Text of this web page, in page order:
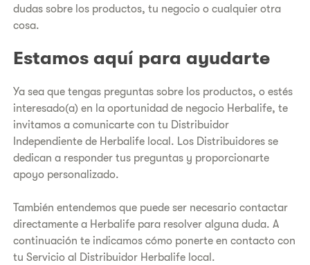
dudas sobre los productos, tu negocio o cualquier otra
cosa.
​​Estamos aquí para ayudarte
Ya sea que tengas preguntas sobre los productos, o estés
interesado(a) en la oportunidad de negocio Herbalife, te
invitamos a comunicarte con tu Distribuidor
Independiente de Herbalife local. Los Distribuidores se
dedican a responder tus preguntas y proporcionarte
apoyo personalizado.
También entendemos que puede ser necesario contactar
directamente a Herbalife para resolver alguna duda. A
continuación te indicamos cómo ponerte en contacto con
tu Servicio al Distribuidor Herbalife local.